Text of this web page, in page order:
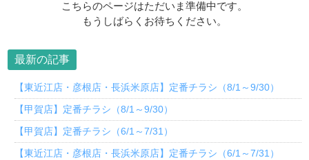
こちらのページはただいま準備中です。
もうしばらくお待ちください。
最新の記事
【東近江店・彦根店・長浜米原店】定番チラシ（8/1～9/30）
【甲賀店】定番チラシ（8/1～9/30）
【甲賀店】定番チラシ（6/1～7/31）
【東近江店・彦根店・長浜米原店】定番チラシ（6/1～7/31）